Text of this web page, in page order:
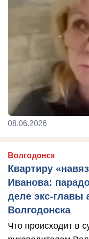
08.06.2026
Волгодонск
Квартиру
Иванова:
деле экс-главы
Волгодонска
Что происходит в